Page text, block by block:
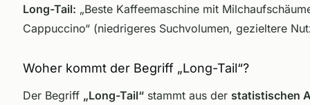
Long-Tail: „Beste Kaffeemaschine mit
Cappuccino“ (niedrigeres Suchvolumen, gezieltere
Woher kommt der Begriff „Long-Tail“?
Der Begriff „Long-Tail“stammt aus der statistischen